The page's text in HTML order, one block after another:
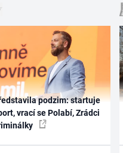
podzim: startuje
vrací se Polabí, Zrádci